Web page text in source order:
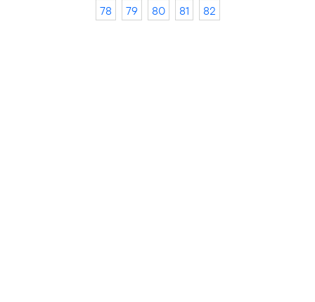
78
79 80 81 82